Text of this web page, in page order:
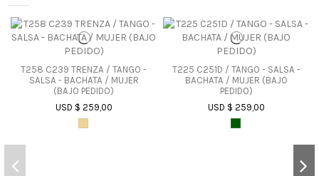
T258 C239 TRENZA / TANGO -
SALSA - BACHATA / MUJER
(BAJO PEDIDO)
USD $ 259,00
T225 C251D / TANGO - SALSA -
BACHATA / MUJER (BAJO
PEDIDO)
USD $ 259,00